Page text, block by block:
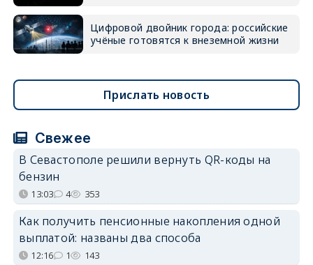
Цифровой двойник города: российские
учёные готовятся к внеземной жизни
Прислать новость
Свежее
В Севастополе решили вернуть QR-коды на
бензин
13:03 4 353
Как получить пенсионные накопления одной
выплатой: названы два способа
12:16 1 143